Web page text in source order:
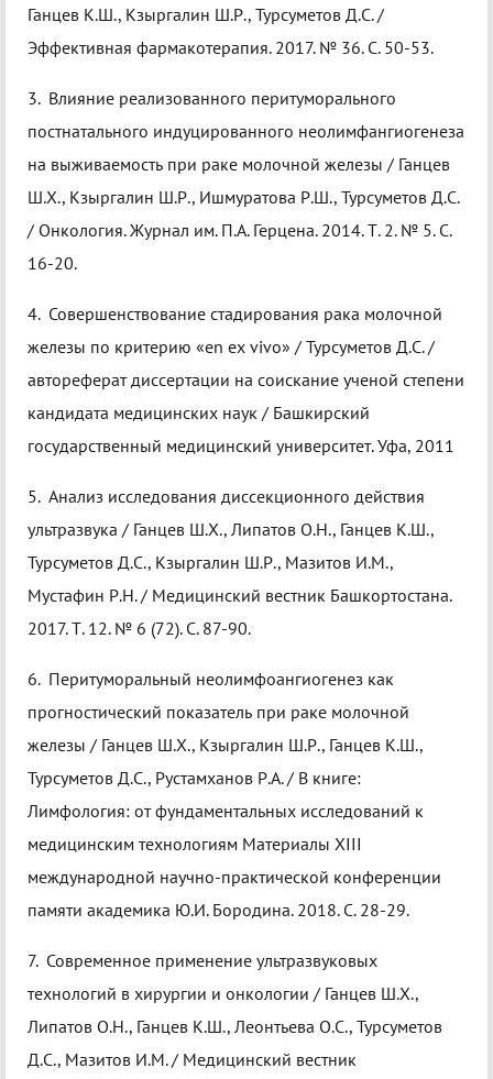
Ганцев К.Ш., Кзыргалин Ш.Р., Турсуметов Д.С. /
Эффективная фармакотерапия. 2017. № 36. С. 50-53.
3. Влияние реализованного перитуморального
постнатального индуцированного неолимфангиогенеза
на выживаемость при раке молочной железы / Ганцев
Ш.Х., Кзыргалин Ш.Р., Ишмуратова Р.Ш., Турсуметов Д.С.
/ Онкология. Журнал им. П.А. Герцена. 2014. Т. 2. № 5. С.
16-20.
4. Совершенствование стадирования рака молочной
железы по критерию «еn ex vivo» / Турсуметов Д.С. /
автореферат диссертации на соискание ученой степени
кандидата медицинских наук / Башкирский
государственный медицинский университет. Уфа, 2011
5. Анализ исследования диссекционного действия
ультразвука / Ганцев Ш.Х., Липатов О.Н., Ганцев К.Ш.,
Турсуметов Д.С., Кзыргалин Ш.Р., Мазитов И.М.,
Мустафин Р.Н. / Медицинский вестник Башкортостана.
2017. Т. 12. № 6 (72). С. 87-90.
6. Перитуморальный неолимфоангиогенез как
прогностический показатель при раке молочной
железы / Ганцев Ш.Х., Кзыргалин Ш.Р., Ганцев К.Ш.,
Турсуметов Д.С., Рустамханов Р.А. / В книге:
Лимфология: от фундаментальных исследований к
медицинским технологиям Материалы XIII
международной научно-практической конференции
памяти академика Ю.И. Бородина. 2018. С. 28-29.
7. Современное применение ультразвуковых
технологий в хирургии и онкологии / Ганцев Ш.Х.,
Липатов О.Н., Ганцев К.Ш., Леонтьева О.С., Турсуметов
Д.С., Мазитов И.М. / Медицинский вестник